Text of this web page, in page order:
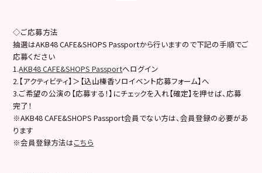
◇ご応募方法
抽選はAKB48 CAFE&SHOPS Passportから行いますので下記の手順でご
応募ください
1.AKB48 CAFE&SHOPS Passportへログイン
2.【アクティビティ】＞【込山榛香ソロイベント応募フォーム】へ
3.ご希望の公演の【応募する！】にチェックを入れ【確定】を押せば、応募
完了！
※AKB48 CAFE&SHOPS Passport会員でない方は、会員登録の必要があ
ります
※会員登録方法はこちら